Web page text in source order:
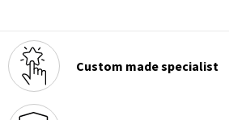
Custom made specialist